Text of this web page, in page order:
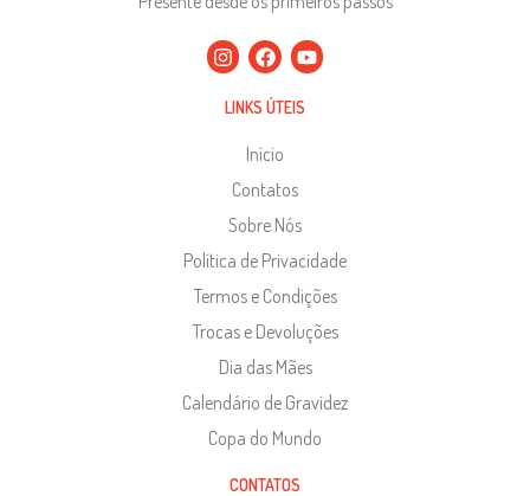
LINKS ÚTEIS
Início
Contatos
Sobre Nós
Política de Privacidade
Termos e Condições
Trocas e Devoluções
Dia das Mães
Calendário de Gravidez
Copa do Mundo
CONTATOS